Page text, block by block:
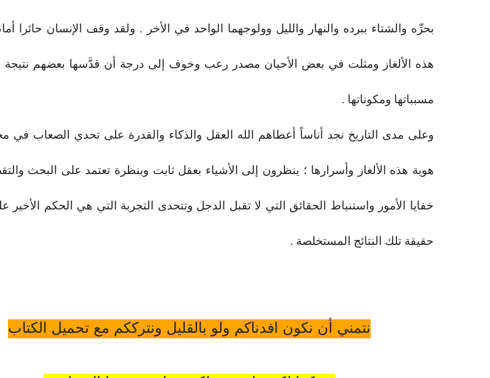
بحرِّه والشتاء ببرده والنهار والليل وولوجهما الواحد في الأخر . ولقد وقف الإنسان حائرا
هذه الألغاز ومثلت في بعض الأحيان مصدر رعب وخوف إلى درجة أن قدَّسها بعضهم نتيجة
مسبباتها ومكوناتها .
وعلى مدى التاريخ نجد أناساً أعطاهم الله العقل والذكاء والقدرة على تحدي الصعاب في
هوية هذه الألغاز وأسرارها ؛ ينظرون إلى الأشياء بعقل ثابت وبنظرة تعتمد على البحث
خفايا الأمور واستنباط الحقائق التي لا تقبل الدجل وتتحدى التجربة التي هي الحكم الأخير
حقيقة تلك النتائج المستخلصة .
نتمني أن نكون افدناكم ولو بالقليل ونترككم مع تحميل الكتاب